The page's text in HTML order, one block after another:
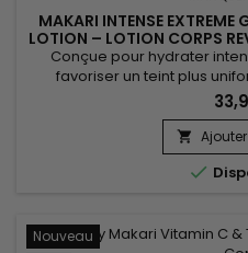
MAKARI INTENSE
LOTION – LOTION CORPS
DOUCE ET
Conçue pour hydrater
favoriser un teint plus
Rejuvenating Body
nourrissante et revitalisante
d’éclat. Sa formule associe
C et E, les extraits de


Nouveau